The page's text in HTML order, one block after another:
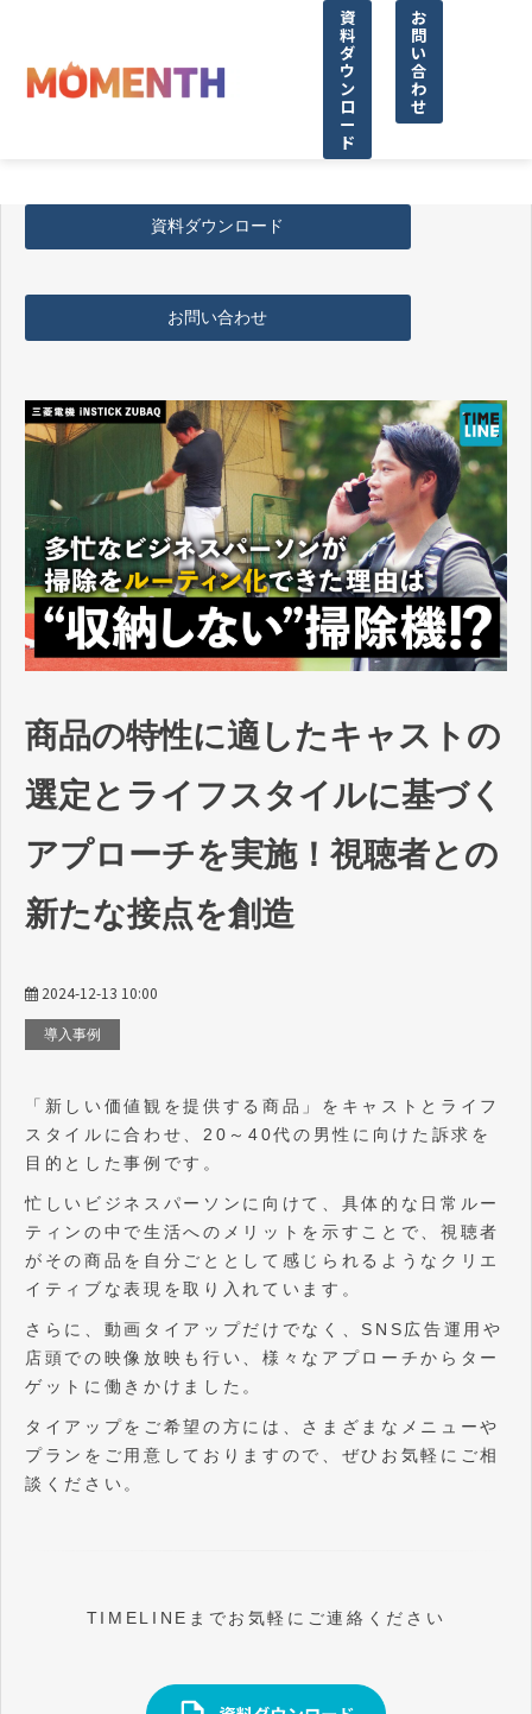
資
料
ダ
ウ
ン
ロ
ー
ド
お
問
い
合
わ
せ
資料ダウンロード
お問い合わせ
商品の特性に適したキャストの
選定とライフスタイルに基づく
アプローチを実施！視聴者との
新たな接点を創造
2024-12-13 10:00
導入事例
「新しい価値観を提供する商品」をキャストとライフ
スタイルに合わせ、20～40代の男性に向けた訴求を
目的とした事例です。
忙しいビジネスパーソンに向けて、具体的な日常ルー
ティンの中で生活へのメリットを示すことで、視聴者
がその商品を自分ごととして感じられるようなクリエ
イティブな表現を取り入れています。
さらに、動画タイアップだけでなく、SNS広告運用や
店頭での映像放映も行い、様々なアプローチからター
ゲットに働きかけました。
タイアップをご希望の方には、さまざまなメニューや
プランをご用意しておりますので、ぜひお気軽にご相
談ください。
TIMELINEまでお気軽にご連絡ください